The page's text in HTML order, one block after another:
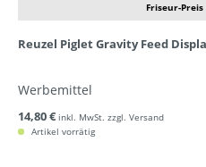
Friseur-
Reuzel Piglet Gravity Feed
Werbemittel
14,80 € inkl. MwSt. zzgl. Versand
Artikel vorrätig